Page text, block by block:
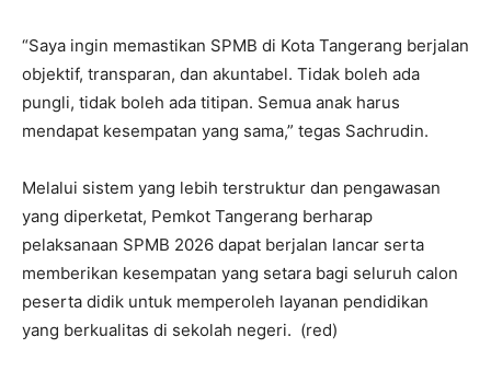
“Saya ingin memastikan SPMB di Kota Tangerang berjalan
objektif, transparan, dan akuntabel. Tidak boleh ada
pungli, tidak boleh ada titipan. Semua anak harus
mendapat kesempatan yang sama,” tegas Sachrudin.
Melalui sistem yang lebih terstruktur dan pengawasan
yang diperketat, Pemkot Tangerang berharap
pelaksanaan SPMB 2026 dapat berjalan lancar serta
memberikan kesempatan yang setara bagi seluruh calon
peserta didik untuk memperoleh layanan pendidikan
yang berkualitas di sekolah negeri. (red)